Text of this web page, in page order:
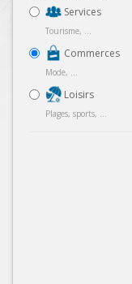
Services
Tourisme, ...
Commerces
Mode, ...
Loisirs
Plages, sports, ...